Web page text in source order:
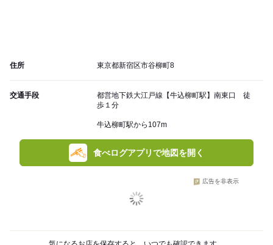
住所 東京都新宿区市谷柳町8
交通手段
都営地下鉄大江戸線【牛込柳町駅】南東口 徒
歩１分
牛込柳町駅から107m
食べログアプリで地図を開く
広告を非表示